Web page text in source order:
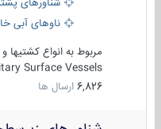
شناورهای
ناوهای آبی
مربوط به انواع کشتیها و
Surface Vessels
6,826 ارسال ها